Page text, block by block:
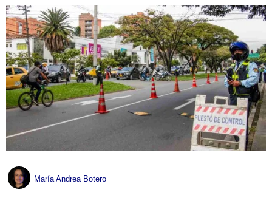
María Andrea Botero